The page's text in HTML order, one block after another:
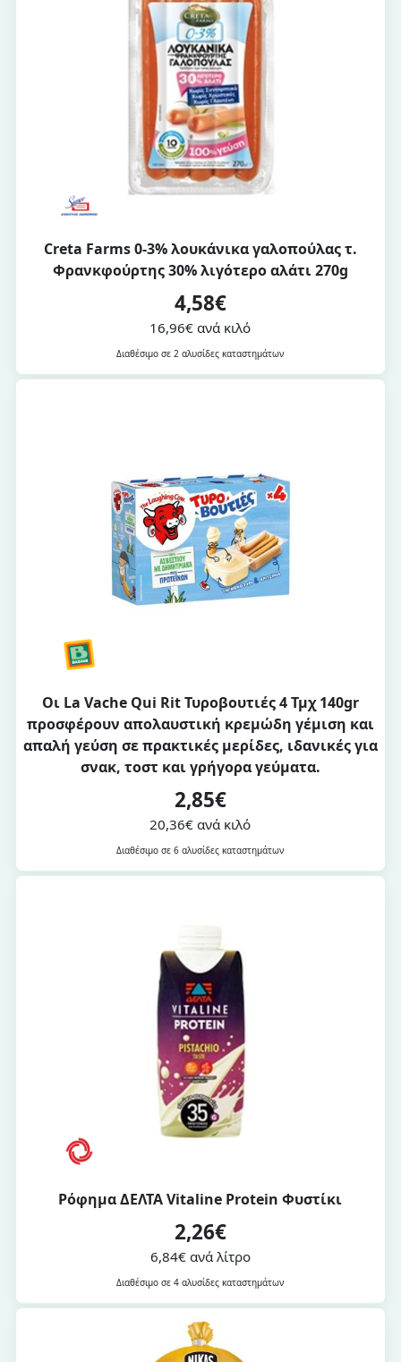
Creta Farms 0-3% λουκάνικα γαλοπούλας τ.
Φρανκφούρτης 30% λιγότερο αλάτι 270g
4,58€
16,96€ ανά κιλό
Διαθέσιμο σε 2 αλυσίδες καταστημάτων
Οι La Vache Qui Rit Τυροβουτιές 4 Τμχ 140gr
προσφέρουν απολαυστική κρεμώδη γέμιση και
απαλή γεύση σε πρακτικές μερίδες, ιδανικές για
σνακ, τοστ και γρήγορα γεύματα.
2,85€
20,36€ ανά κιλό
Διαθέσιμο σε 6 αλυσίδες καταστημάτων
Ρόφημα ΔΕΛΤΑ Vitaline Protein Φυστίκι
2,26€
6,84€ ανά λίτρο
Διαθέσιμο σε 4 αλυσίδες καταστημάτων